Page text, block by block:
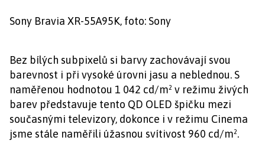
Sony Bravia XR-55A95K, foto: Sony
Bez bílých subpixelů si barvy zachovávají svou
barevnost i při vysoké úrovni jasu a neblednou. S
naměřenou hodnotou 1 042 cd/m² v režimu živých
barev představuje tento QD OLED špičku mezi
současnými televizory, dokonce i v režimu Cinema
jsme stále naměřili úžasnou svítivost 960 cd/m².